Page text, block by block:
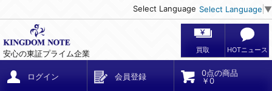
Select Language Select Language ▼
安心の東証プライム企業 買取 HOTニュース
ログイン 会員登録
0点の商品
￥0